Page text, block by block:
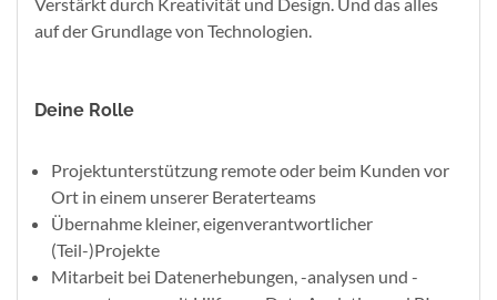
auf der Grundlage von Technologien.
Deine Rolle
Projektunterstützung remote oder beim Kunden vor
Ort in einem unserer Beraterteams​
Übernahme kleiner, eigenverantwortlicher
(Teil-)Projekte​
Mitarbeit bei Datenerhebungen, -analysen und -